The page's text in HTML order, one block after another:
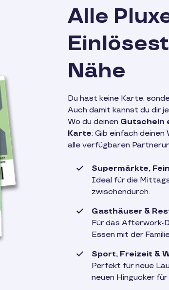
Alle
Nähe
Du hast keine Karte,
Auch damit kannst du dir
Wo du deinen Gutschein
Karte: Gib einfach
alle verfügbaren
Supermärkte,
Ideal für die
zwischendurch.
Gasthäuser &
Für das Afterwork-
Essen mit der
Sport, Freizeit &
Perfekt für neue
neuen Hingucker für